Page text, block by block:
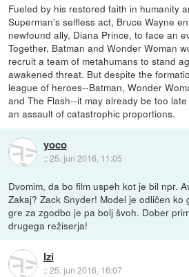
Fueled by his restored faith in humanity
Superman's selfless act, Bruce Wayne
newfound ally, Diana Prince, to face an
Together, Batman and Wonder Woman
recruit a team of metahumans to stand
awakened threat. But despite the
league of heroes--Batman, Wonder
and The Flash--it may already be too
an assault of catastrophic proportions.
yoco
::25. jun 2016, 11:05
Dvomim, da bo film uspeh kot je bil npr.
Zakaj? Zack Snyder! Model je odličen ko
gre za zgodbo je pa bolj švoh. Dober
drugega režiserja!
Izi
::25. jun 2016, 16:07